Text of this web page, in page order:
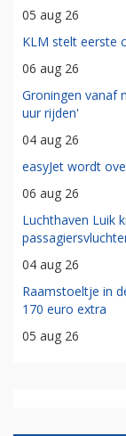
05 aug 26
KLM stelt eerste
06 aug 26
Groningen vanaf
uur rijden'
04 aug 26
easyJet wordt
06 aug 26
Luchthaven Luik
04 aug 26
Raamstoeltje in
170 euro extra
05 aug 26